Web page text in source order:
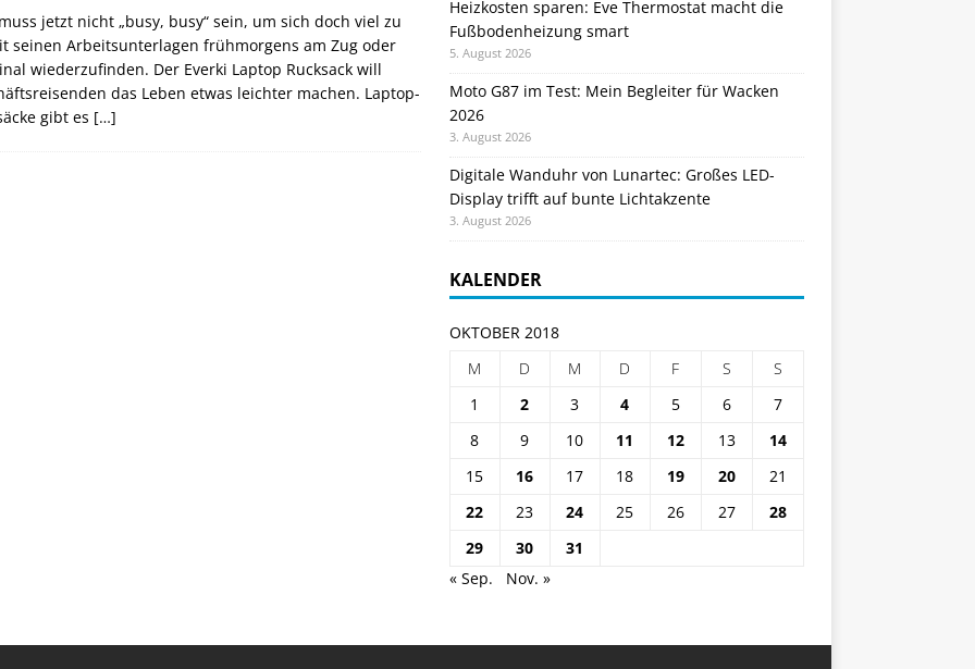
jetzt nicht „busy, busy“ sein, um sich doch viel zu
seinen Arbeitsunterlagen frühmorgens am Zug oder
wiederzufinden. Der Everki Laptop Rucksack will
das Leben etwas leichter machen. Laptop-
gibt es […]
Heizkosten sparen: Eve Thermostat macht die
Fußbodenheizung smart
5. August 2026
Moto G87 im Test: Mein Begleiter für Wacken
2026
3. August 2026
Digitale Wanduhr von Lunartec: Großes LED-
Display trifft auf bunte Lichtakzente
3. August 2026
KALENDER
OKTOBER 2018
M
D M D F S
S
1
2 3 4 5 6
7
8
9 10 11 12 13
14
15
16 17 18 19 20
21
22
23 24 25 26 27
28
29
30
31
« Sep.
Nov. »